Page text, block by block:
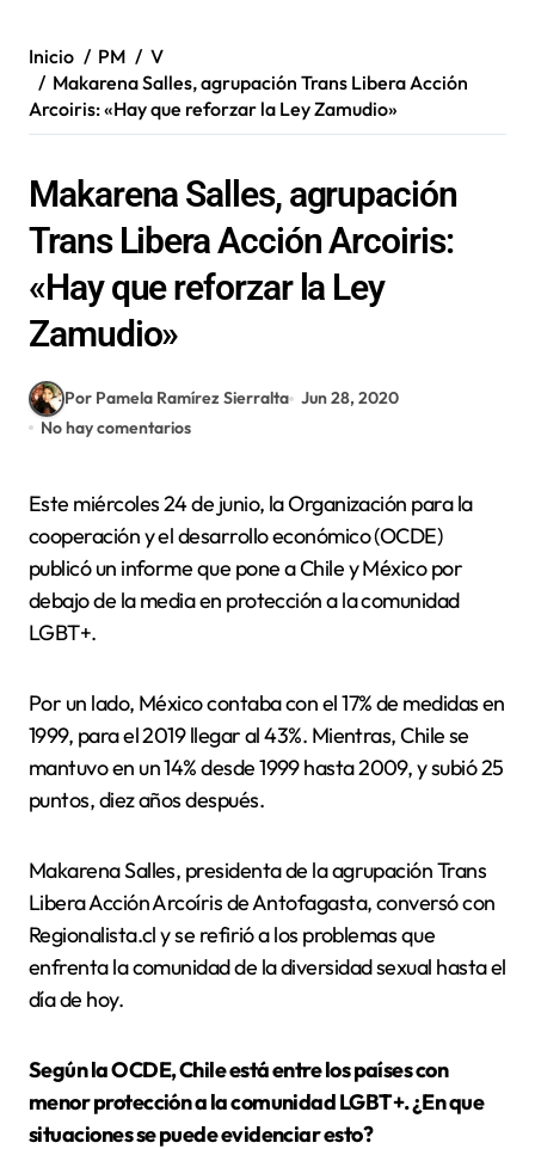
Inicio PM
V
Makarena Salles, agrupación Trans Libera Acción
Arcoiris: «Hay que reforzar la Ley Zamudio»
Makarena Salles, agrupación
Trans Libera Acción Arcoiris:
«Hay que reforzar la Ley
Zamudio»
Por Pamela Ramírez Sierralta Jun 28, 2020
No hay comentarios
Este miércoles 24 de junio, la Organización para la
cooperación y el desarrollo económico (OCDE)
publicó un informe que pone a Chile y México por
debajo de la media en protección a la comunidad
LGBT+.
Por un lado, México contaba con el 17% de medidas en
1999, para el 2019 llegar al 43%. Mientras, Chile se
mantuvo en un 14% desde 1999 hasta 2009, y subió 25
puntos, diez años después.
Makarena Salles, presidenta de la agrupación Trans
Libera Acción Arcoíris de Antofagasta, conversó con
Regionalista.cl y se refirió a los problemas que
enfrenta la comunidad de la diversidad sexual hasta el
día de hoy.
Según la OCDE, Chile está entre los países con
menor protección a la comunidad LGBT+. ¿En que
situaciones se puede evidenciar esto?